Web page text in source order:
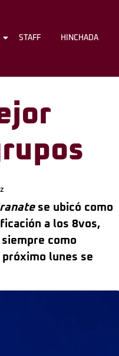
CLUB STAFF
STAFF HINCHADA
se ubicó como
a los 8vos,
como
lunes se